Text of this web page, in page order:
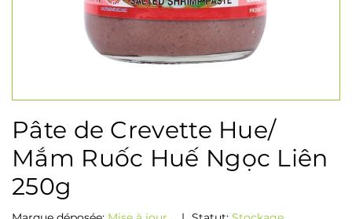
Pâte de Crevette Hue/
Mắm Ruốc Huế Ngọc Liên
250g